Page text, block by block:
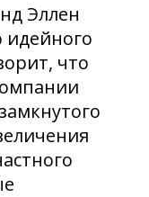
Эллен
идейного
что